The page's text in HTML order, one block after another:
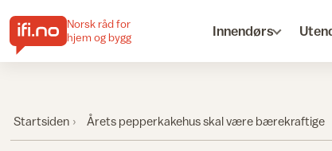
Norsk råd for
hjem og bygg
Innendørs
Startsiden Årets pepperkakehus skal være bærekraftige